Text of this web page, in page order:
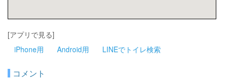
[アプリで見る]
iPhone用
Android用 LINEでトイレ検索
コメント